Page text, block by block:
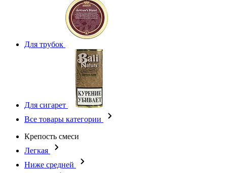
Для трубок
Для сигарет
Все товары категории
Крепость смеси
Легкая
Ниже средней